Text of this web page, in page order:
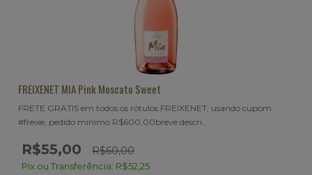
FREIXENET MIA Pink Moscato Sweet
FRETE GRATIS em todos os rótulos FREIXENET, usando cupom
#freixe, pedido mínimo R$600,00breve descri..
R$55,00 R$60,00
Pix ou Transferência: R$52,25